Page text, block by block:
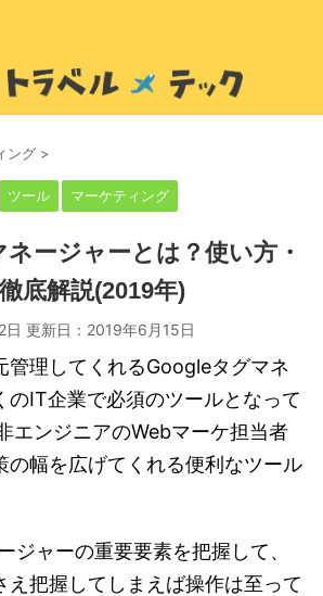
ング >
ツール マーケティング
ージャーとは？使い方・
底解説(2019年)
更新日： 2019年6月15日
管理してくれるGoogleタグマネ
のIT企業で必須のツールとなって
エンジニアのWebマーケ担当者
の幅を広げてくれる便利なツール
ジャーの重要要素を把握して、
え把握してしまえば操作は至って